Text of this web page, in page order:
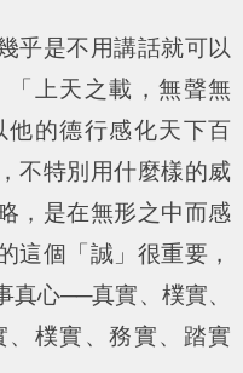
是不用講話就可以
上天之載，無聲無
他的德行感化天下百
不特別用什麼樣的威
，是在無形之中而感
這個「誠」很重要，
真心──真實、樸實、
樸實、務實、踏實